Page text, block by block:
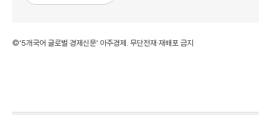
©'5개국어 글로벌 경제신문' 아주경제. 무단전재·재배포 금지